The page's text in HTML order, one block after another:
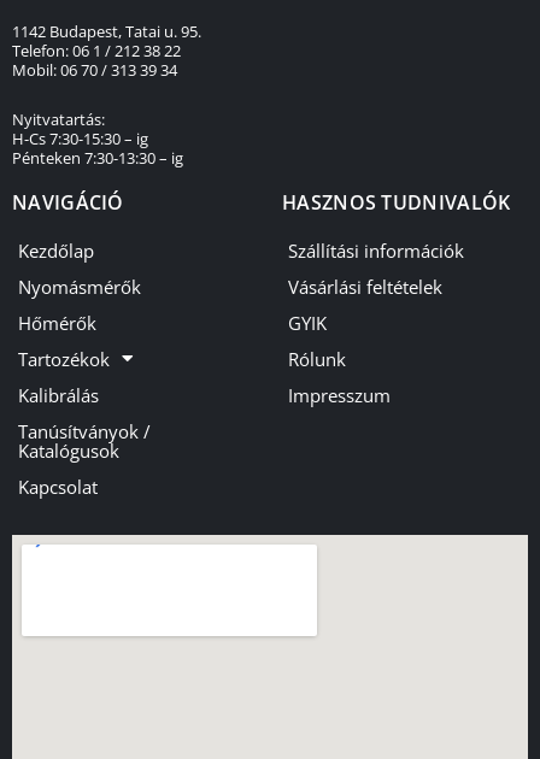
1142 Budapest, Tatai u. 95.
Telefon: 06 1 / 212 38 22
Mobil: 06 70 / 313 39 34
Nyitvatartás:
H-Cs 7:30-15:30 – ig
Pénteken 7:30-13:30 – ig
NAVIGÁCIÓ
Kezdőlap
Nyomásmérők
Hőmérők
Tartozékok
Kalibrálás
Tanúsítványok /
Katalógusok
Kapcsolat
HASZNOS TUDNIVALÓK
Szállítási információk
Vásárlási feltételek
GYIK
Rólunk
Impresszum